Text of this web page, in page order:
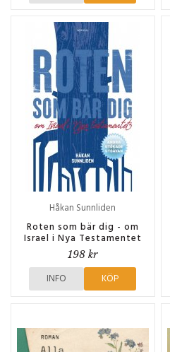
Håkan Sunnliden
Roten som bär dig - om
Israel i Nya Testamentet
198 kr
INFO KÖP